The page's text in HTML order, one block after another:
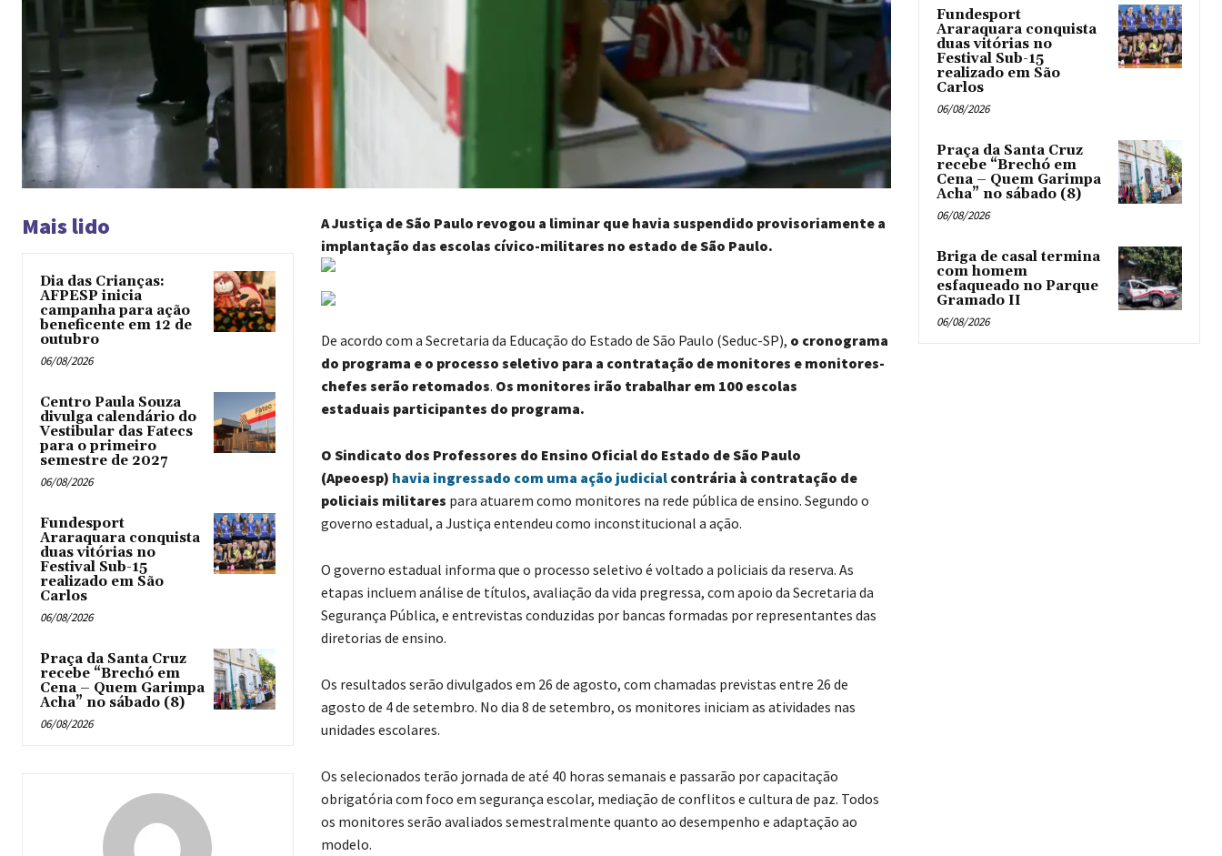
Mais lido
Dia das Crianças:
AFPESP inicia
campanha para ação
beneficente em 12 de
outubro
06/08/2026
Centro Paula Souza
divulga calendário do
Vestibular das Fatecs
para o primeiro
semestre de 2027
06/08/2026
Fundesport
Araraquara conquista
duas vitórias no
Festival Sub-15
realizado em São
Carlos
06/08/2026
Praça da Santa Cruz
recebe “Brechó em
Cena – Quem Garimpa
Acha” no sábado (8)
06/08/2026
A Justiça de São Paulo revogou a liminar que havia suspendido provisoriamente a
implantação das escolas cívico-militares no estado de São Paulo.
De acordo com a Secretaria da Educação do Estado de São Paulo (Seduc-SP), o cronograma
do programa e o processo seletivo para a contratação de monitores e monitores-
chefes serão retomados. Os monitores irão trabalhar em 100 escolas
estaduais participantes do programa.
O Sindicato dos Professores do Ensino Oficial do Estado de São Paulo
(Apeoesp) havia ingressado com uma ação judicialcontrária à contratação de
policiais militares para atuarem como monitores na rede pública de ensino. Segundo o
governo estadual, a Justiça entendeu como inconstitucional a ação.
O governo estadual informa que o processo seletivo é voltado a policiais da reserva. As
etapas incluem análise de títulos, avaliação da vida pregressa, com apoio da Secretaria da
Segurança Pública, e entrevistas conduzidas por bancas formadas por representantes das
diretorias de ensino.
Os resultados serão divulgados em 26 de agosto, com chamadas previstas entre 26 de
agosto de 4 de setembro. No dia 8 de setembro, os monitores iniciam as atividades nas
unidades escolares.
Os selecionados terão jornada de até 40 horas semanais e passarão por capacitação
obrigatória com foco em segurança escolar, mediação de conflitos e cultura de paz. Todos
os monitores serão avaliados semestralmente quanto ao desempenho e adaptação ao
modelo.
Fundesport
Araraquara conquista
duas vitórias no
Festival Sub-15
realizado em São
Carlos
06/08/2026
Praça da Santa Cruz
recebe “Brechó em
Cena – Quem Garimpa
Acha” no sábado (8)
06/08/2026
Briga de casal termina
com homem
esfaqueado no Parque
Gramado II
06/08/2026